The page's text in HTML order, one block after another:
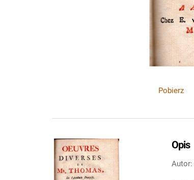
Pobierz
Opis
Autor: